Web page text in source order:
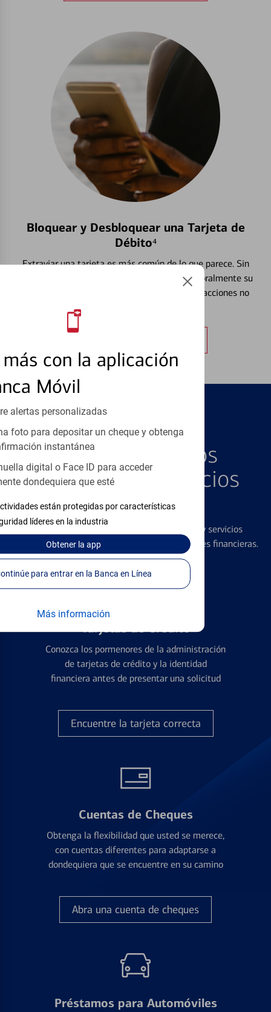
con la aplicación
Móvil
alertas personalizadas
foto para depositar un cheque y obtenga
instantánea
digital o Face ID para acceder
dondequiera que esté
están protegidas por características
líderes en la industria
Obtenerla app
Continúe para entrar en la Banca en Línea
Más información
Bloquear y Desbloquear una Tarjeta de
Débito⁴
Extraviar una tarjeta es más común de lo que parece. Sin
embargo, puede bloquear y desbloquear temporalmente su
tarjeta de débito para ayudar a prevenir transacciones no
PRODUCTOS DESTACADOS
Explore Nuestros
Productos y Servicios
Destacados
Ofrecemos una amplia gama de productos y servicios
diseñados para ayudar con todas sus necesidades financieras.
Tarjetas de Crédito
Conozca los pormenores de la administración
de tarjetas de crédito y la identidad
financiera antes de presentar una solicitud
Encuentre la tarjeta correcta
Cuentas de Cheques
Obtenga la flexibilidad que usted se merece,
con cuentas diferentes para adaptarse a
dondequiera que se encuentre en su camino
Abra una cuenta de cheques
Préstamos para Automóviles